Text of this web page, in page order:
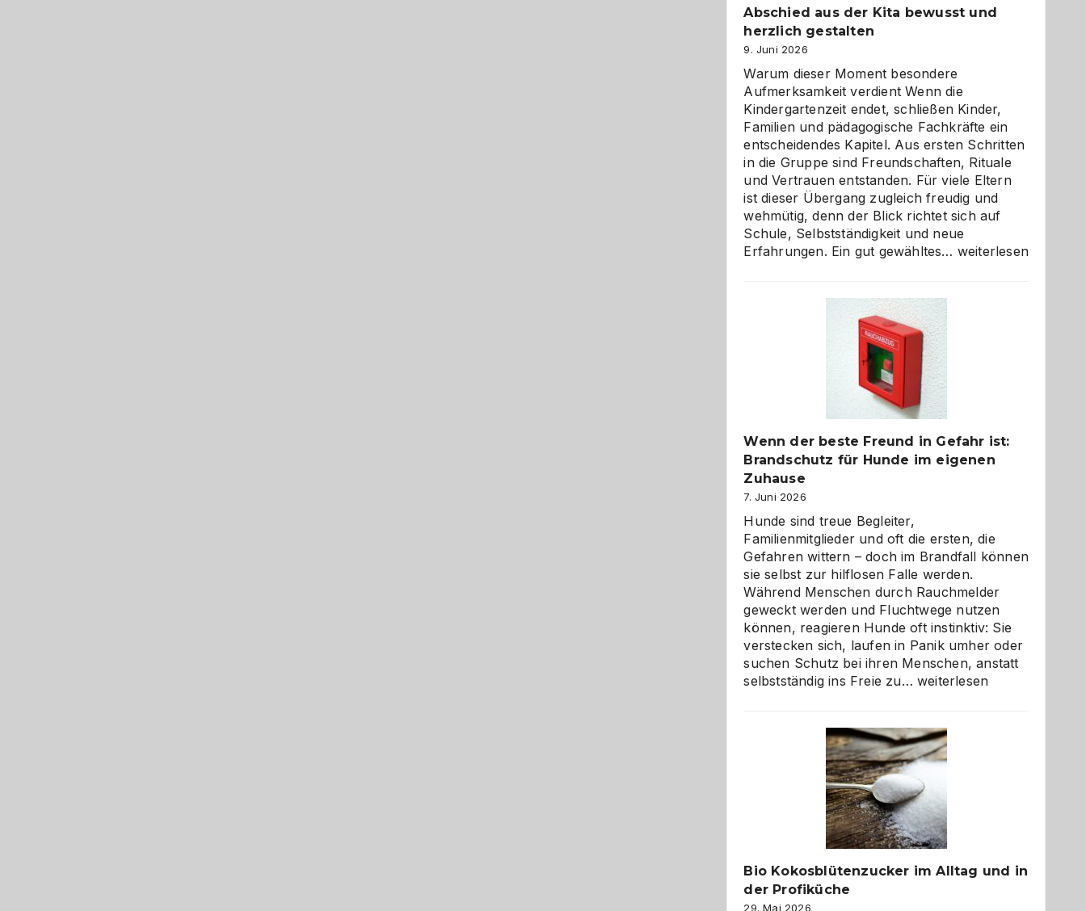
Abschied aus der Kita bewusst und
herzlich gestalten
9. Juni 2026
Warum dieser Moment besondere
Aufmerksamkeit verdient Wenn die
Kindergartenzeit endet, schließen Kinder,
Familien und pädagogische Fachkräfte ein
entscheidendes Kapitel. Aus ersten Schritten
in die Gruppe sind Freundschaften, Rituale
und Vertrauen entstanden. Für viele Eltern
ist dieser Übergang zugleich freudig und
wehmütig, denn der Blick richtet sich auf
Schule, Selbstständigkeit und neue
Erfahrungen. Ein gut gewähltes… Abschied
weiterlesen
Wenn der beste Freund in Gefahr ist:
Brandschutz für Hunde im eigenen
Zuhause
7. Juni 2026
Hunde sind treue Begleiter,
Familienmitglieder und oft die ersten, die
Gefahren wittern – doch im Brandfall können
sie selbst zur hilflosen Falle werden.
Während Menschen durch Rauchmelder
geweckt werden und Fluchtwege nutzen
können, reagieren Hunde oft instinktiv: Sie
verstecken sich, laufen in Panik umher oder
suchen Schutz bei ihren Menschen, anstatt
selbstständig ins Freie zu… Wenn
Freund
in
Gefahr
ist:
Brandschutz
für
Hunde
eigenen
weiterlesen
Bio Kokosblütenzucker im Alltag und in
der Profiküche
29. Mai 2026